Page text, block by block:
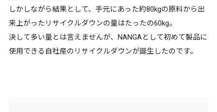
しかしながら結果として、手元にあった約80kgの原料から出
来上がったリサイクルダウンの量はたったの60kg。
決して多い量とは言えませんが、NANGAとして初めて製品に
使用できる自社産のリサイクルダウンが誕生したのです。